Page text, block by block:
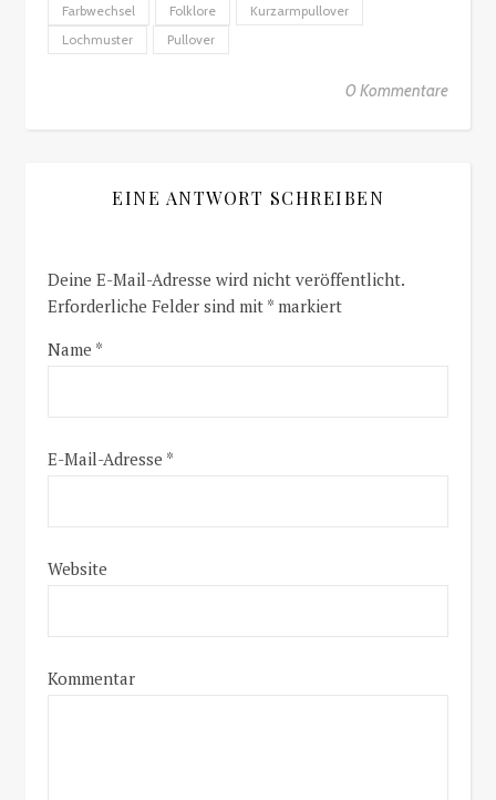
Farbwechsel Folklore
Kurzarmpullover
Lochmuster
Pullover
0 Kommentare
EINE ANTWORT SCHREIBEN
Deine E-Mail-Adresse wird nicht veröffentlicht.
Erforderliche Felder sind mit * markiert
Name *
E-Mail-Adresse *
Website
Kommentar